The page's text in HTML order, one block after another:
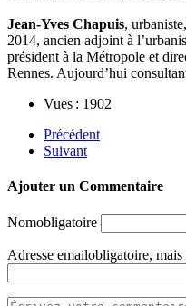
Jean-Yves Chapuis,
2014, ancien adjoint à
président à la Métropole et
Rennes. Aujourd’hui
Vues : 1902
Précédent
Suivant
Ajouter un Commentaire
Nomobligatoire
Adresse emailobligatoire, mais